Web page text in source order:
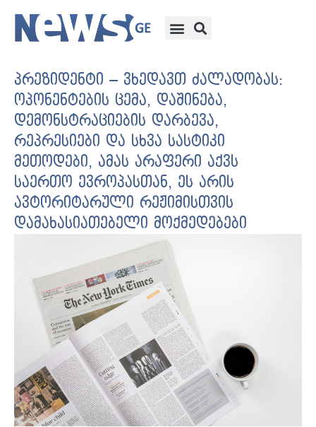
პრეზიდენტი – ვხედავთ ძალადობას:
ოპონენტების ცემა, დაშინება,
დემონსტრაციების დარბევა,
რეპრესიები და სხვა სასტიკი
მეთოდები, ამას არაფერი აქვს
საერთო ევროპასთან, ეს არის
ავტორიტარული რეჟიმისთვის
დამახასიათებელი მოქმედებები